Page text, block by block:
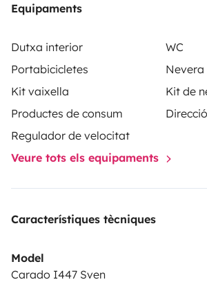
Equipaments
Dutxa interior
WC
Portabicicletes
Nevera
Kit vaixella
Kit de
Productes de consum
Regulador de velocitat
Veure tots els equipaments
Característiques tècniques
Model
Carado I447 Sven